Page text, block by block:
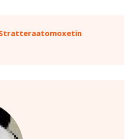
atomoxetin